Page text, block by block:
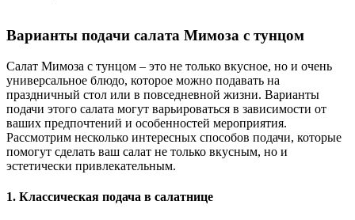
Варианты подачи салата Мимоза с тунцом
Салат Мимоза с тунцом – это не только вкусное, но и очень
универсальное блюдо, которое можно подавать на
праздничный стол или в повседневной жизни. Варианты
подачи этого салата могут варьироваться в зависимости от
ваших предпочтений и особенностей мероприятия.
Рассмотрим несколько интересных способов подачи, которые
помогут сделать ваш салат не только вкусным, но и
эстетически привлекательным.
1. Классическая подача в салатнице